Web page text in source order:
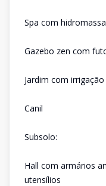
Spa com
Gazebo zen com
Jardim com
Canil
Subsolo:
Hall com armários
utensílios